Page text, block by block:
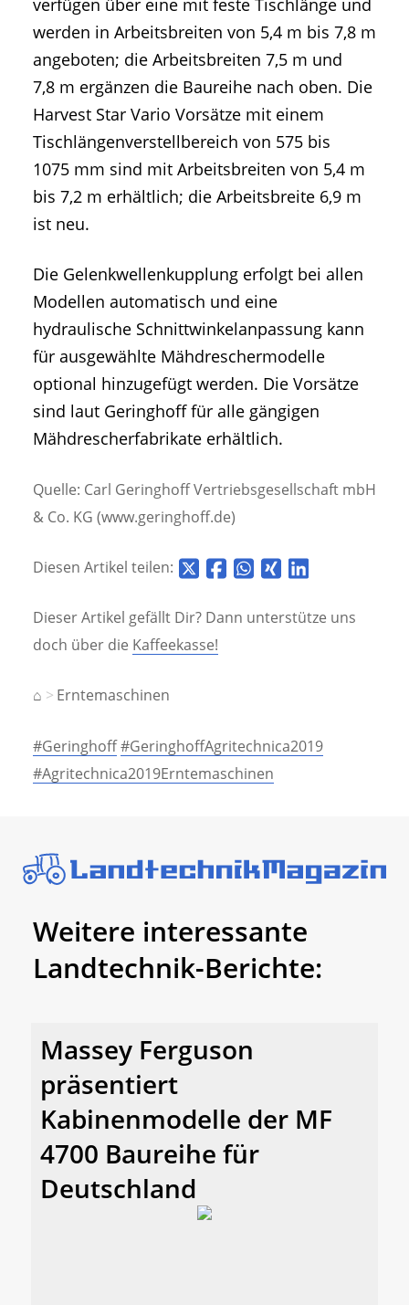
verfügen über eine mit feste Tischlänge und
werden in Arbeitsbreiten von 5,4 m bis 7,8 m
angeboten; die Arbeitsbreiten 7,5 m und
7,8 m ergänzen die Baureihe nach oben. Die
Harvest Star Vario Vorsätze mit einem
Tischlängenverstellbereich von 575 bis
1075 mm sind mit Arbeitsbreiten von 5,4 m
bis 7,2 m erhältlich; die Arbeitsbreite 6,9 m
ist neu.
Die Gelenkwellenkupplung erfolgt bei allen
Modellen automatisch und eine
hydraulische Schnittwinkelanpassung kann
für ausgewählte Mähdreschermodelle
optional hinzugefügt werden. Die Vorsätze
sind laut Geringhoff für alle gängigen
Mähdrescherfabrikate erhältlich.
Quelle: Carl Geringhoff Vertriebsgesellschaft mbH
& Co. KG (www.geringhoff.de)
Diesen Artikel teilen:
Dieser Artikel gefällt Dir? Dann unterstütze uns
doch über die Kaffeekasse!
⌂ Erntemaschinen
#Geringhoff#GeringhoffAgritechnica2019
#Agritechnica2019Erntemaschinen
Weitere interessante
Landtechnik-Berichte:
Massey Ferguson
präsentiert
Kabinenmodelle der MF
4700 Baureihe für
Deutschland